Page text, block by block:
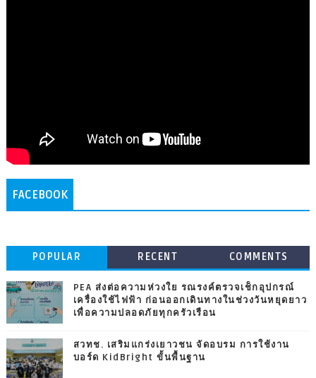
FACEBOOK
POPULAR RECENT COMMENTS
PEA ส่งต่อความห่วงใย รณรงค์ตรวจเช็กอุปกรณ์
เครื่องใช้ไฟฟ้า ก่อนออกเดินทางในช่วงวันหยุดยาว
เพื่อความปลอดภัยทุกครัวเรือน
สวทช. เสริมแกร่งเยาวชน จัดอบรม การใช้งาน
บอร์ด KidBright ขั้นพื้นฐาน